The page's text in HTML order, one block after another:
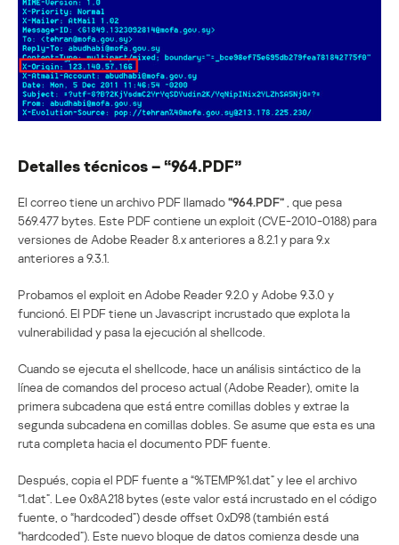
Detalles técnicos – “964.PDF”
El correo tiene un archivo PDF llamado“964.PDF” , que pesa
569.477 bytes. Este PDF contiene un exploit (CVE-2010-0188) para
versiones de Adobe Reader 8.x anteriores a 8.2.1 y para 9.x
anteriores a 9.3.1.
Probamos el exploit en Adobe Reader 9.2.0 y Adobe 9.3.0 y
funcionó. El PDF tiene un Javascript incrustado que explota la
vulnerabilidad y pasa la ejecución al shellcode.
Cuando se ejecuta el shellcode, hace un análisis sintáctico de la
línea de comandos del proceso actual (Adobe Reader), omite la
primera subcadena que está entre comillas dobles y extrae la
segunda subcadena en comillas dobles. Se asume que esta es una
ruta completa hacia el documento PDF fuente.
Después, copia el PDF fuente a “%TEMP%1.dat” y lee el archivo
“1.dat”. Lee 0x8A218 bytes (este valor está incrustado en el código
fuente, o “hardcoded”) desde offset 0xD98 (también está
“hardcoded”). Este nuevo bloque de datos comienza desde una